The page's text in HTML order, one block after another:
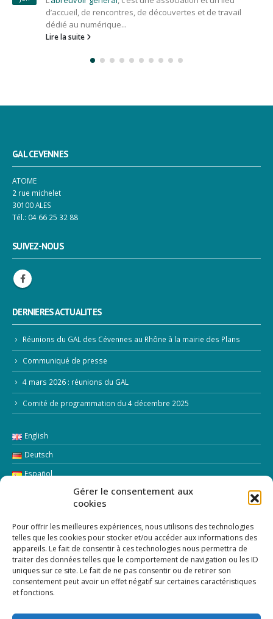
Gérer le consentement aux
cookies
Pour offrir les meilleures expériences, nous utilisons des technologies
telles que les cookies pour stocker et/ou accéder aux informations des
appareils. Le fait de consentir à ces technologies nous permettra de
traiter des données telles que le comportement de navigation ou les ID
uniques sur ce site. Le fait de ne pas consentir ou de retirer son
consentement peut avoir un effet négatif sur certaines caractéristiques
et fonctions.
GAL CEVENNES
30100 ALES
Tél.: 04 66 25 32 88
SUIVEZ-NOUS
DERNIERES ACTUALITES
Réunions du GAL des Cévennes au Rhône à la mairie des Plans
Communiqué de presse
Comité de programmation du 4 décembre 2025
English
Deutsch
Italiano
LETTRE D’INFORMATION